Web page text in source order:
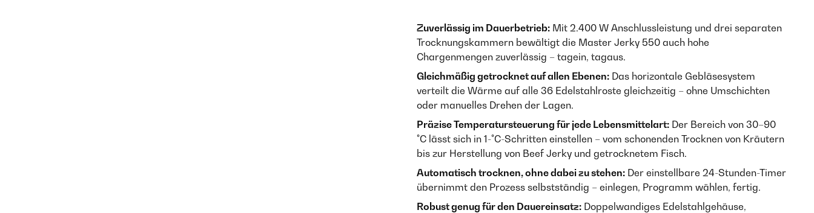
Zuverlässig im Dauerbetrieb: Mit 2.400 W Anschlussleistung und drei separaten
Trocknungskammern bewältigt die Master Jerky 550 auch hohe
Chargenmengen zuverlässig – tagein, tagaus.
Gleichmäßig getrocknet auf allen Ebenen: Das horizontale Gebläsesystem
verteilt die Wärme auf alle 36 Edelstahlroste gleichzeitig – ohne Umschichten
oder manuelles Drehen der Lagen.
Präzise Temperatursteuerung für jede Lebensmittelart: Der Bereich von 30–90
°C lässt sich in 1-°C-Schritten einstellen – vom schonenden Trocknen von Kräutern
bis zur Herstellung von Beef Jerky und getrocknetem Fisch.
Automatisch trocknen, ohne dabei zu stehen: Der einstellbare 24-Stunden-Timer
übernimmt den Prozess selbstständig – einlegen, Programm wählen, fertig.
Robust genug für den Dauereinsatz: Doppelwandiges Edelstahlgehäuse,